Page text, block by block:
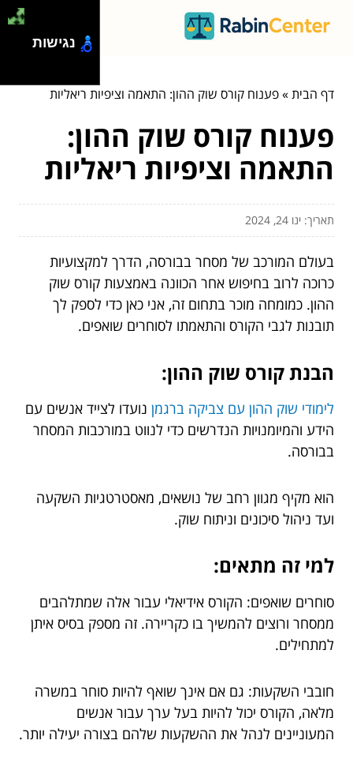
דף הבית»פענוח קורס שוק ההון: התאמה וציפיות ריאליות
פענוח קורס שוק ההון:
התאמה וציפיות ריאליות
תאריך: ינו 24, 2024
בעולם המורכב של מסחר בבורסה, הדרך למקצועיות
כרוכה לרוב בחיפוש אחר הכוונה באמצעות קורס שוק
ההון. כמומחה מוכר בתחום זה, אני כאן כדי לספק לך
תובנות לגבי הקורס והתאמתו לסוחרים שואפים.
הבנת קורס שוק ההון:
לימודי שוק ההון עם צביקה ברגמן נועדו לצייד אנשים עם
הידע והמיומנויות הנדרשים כדי לנווט במורכבות המסחר
בבורסה.
הוא מקיף מגוון רחב של נושאים, מאסטרטגיות השקעה
ועד ניהול סיכונים וניתוח שוק.
למי זה מתאים:
סוחרים שואפים: הקורס אידיאלי עבור אלה שמתלהבים
ממסחר ורוצים להמשיך בו כקריירה. זה מספק בסיס איתן
למתחילים.
חובבי השקעות: גם אם אינך שואף להיות סוחר במשרה
מלאה, הקורס יכול להיות בעל ערך עבור אנשים
המעוניינים לנהל את ההשקעות שלהם בצורה יעילה יותר.
נגישות